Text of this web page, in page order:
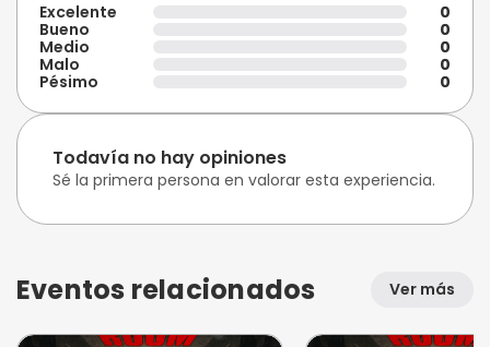
Excelente
0
Bueno
0
Medio
0
Malo
0
Pésimo
0
Todavía no hay opiniones
Sé la primera persona en valorar esta experiencia.
Eventos relacionados Ver más